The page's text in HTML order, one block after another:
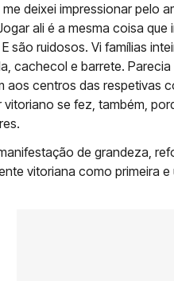
deixei impressionar pelo
ali é a mesma coisa
são ruidosos. Vi famílias
cachecol e barrete.
aos centros das respetivas
se fez, também,
de grandeza,
vitoriana como primeira